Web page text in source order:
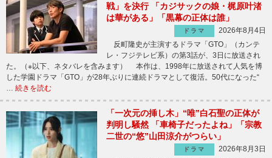
戦」を決行 「カジサックの娘・梶原叶渚
は華がある」「黒幕の正体は誰」
ドラマ
2026年8月4日
反町隆史が主演するドラマ「GTO」（カンテ
レ・フジテレビ系）の第3話が、3日に放送され
た。（※以下、ネタバレを含みます） 本作は、1998年に放送されて人気を博
した学園ドラマ「GTO」が28年ぶりに連続ドラマとして復活。50代になった“
… 続きを読む
「一次元の挿し木」“唯”白石聖の正体が
判明し騒然 「車椅子だったよね」「宗教
二世の“悠”山田涼介がつらい」
ドラマ
2026年8月3日